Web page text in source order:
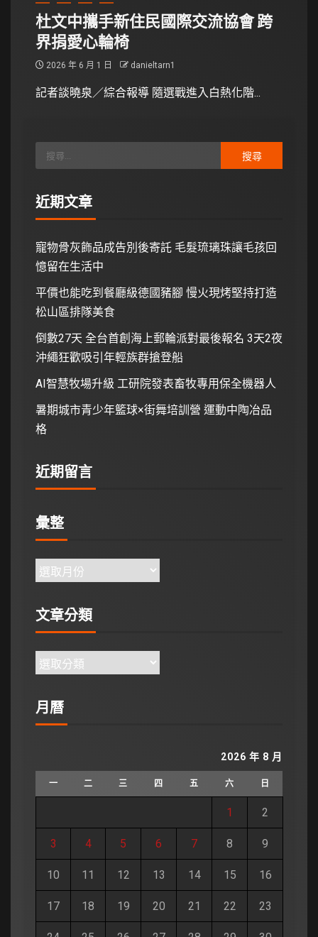
杜文中攜手新住民國際交流協會 跨
界捐愛心輪椅
2026 年 6 月 1 日 danieltarn1
記者談曉泉／綜合報導 隨選戰進入白熱化階...
近期文章
寵物骨灰飾品成告別後寄託 毛髮琉璃珠讓毛孩回
憶留在生活中
平價也能吃到餐廳級德國豬腳 慢火現烤堅持打造
松山區排隊美食
倒數27天 全台首創海上郵輪派對最後報名 3天2夜
沖繩狂歡吸引年輕族群搶登船
AI智慧牧場升級 工研院發表畜牧專用保全機器人
暑期城市青少年籃球×街舞培訓營 運動中陶冶品
格
近期留言
彙整
文章分類
月曆
2026 年 8 月
一 二 三 四 五 六 日
1 2
3 4 5 6 7 8 9
10 11 12 13 14 15 16
17 18 19 20 21 22 23